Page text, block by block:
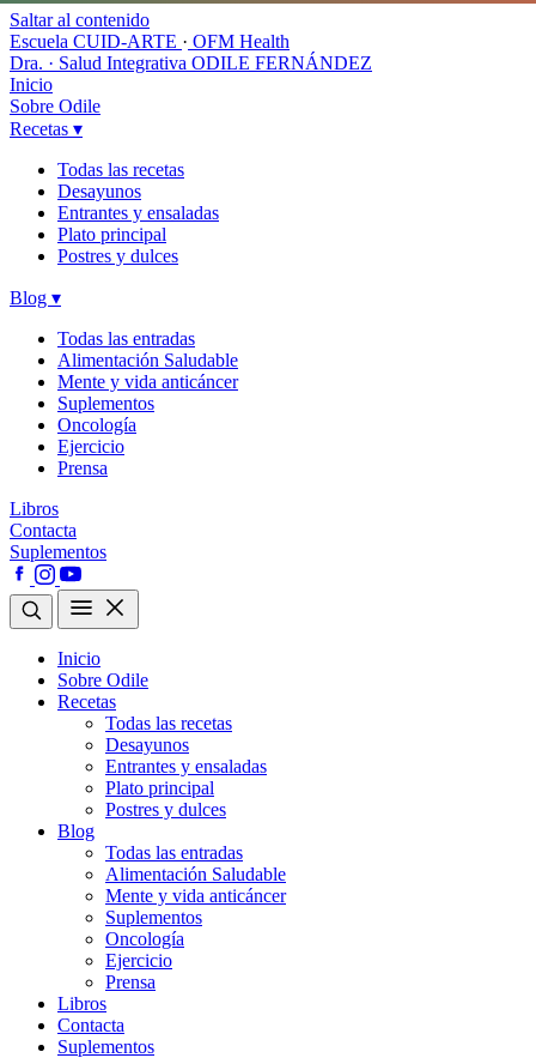
Saltar al contenido
Escuela CUID-ARTE · OFM Health
Dra. · Salud Integrativa ODILE FERNÁNDEZ
Inicio
Sobre Odile
Recetas ▾
Todas las recetas
Desayunos
Entrantes y ensaladas
Plato principal
Postres y dulces
Blog ▾
Todas las entradas
Alimentación Saludable
Mente y vida anticáncer
Suplementos
Oncología
Ejercicio
Prensa
Libros
Contacta
Suplementos
Inicio
Sobre Odile
Recetas
Todas las recetas
Desayunos
Entrantes y ensaladas
Plato principal
Postres y dulces
Blog
Todas las entradas
Alimentación Saludable
Mente y vida anticáncer
Suplementos
Oncología
Ejercicio
Prensa
Libros
Contacta
Suplementos